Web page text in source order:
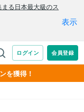
を獲得！